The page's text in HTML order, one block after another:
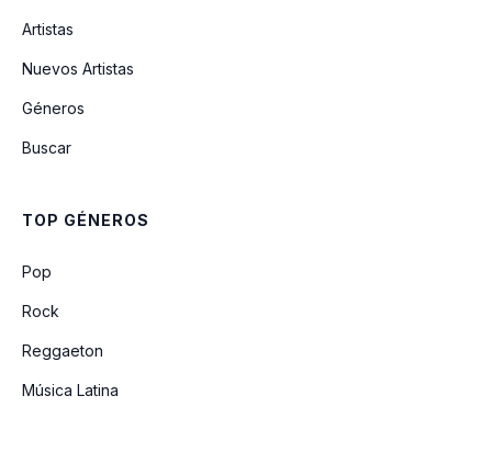
Artistas
Nuevos Artistas
Géneros
Buscar
TOP GÉNEROS
Pop
Rock
Reggaeton
Música Latina